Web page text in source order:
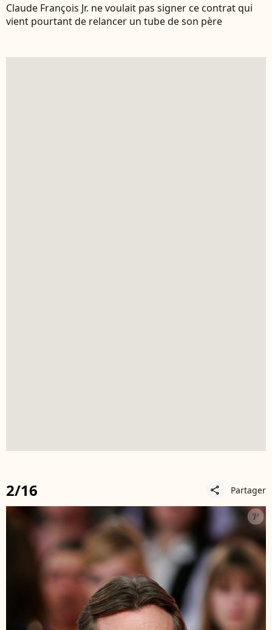
Claude François Jr. ne voulait pas signer ce contrat qui
vient pourtant de relancer un tube de son père
2/16 share Partager